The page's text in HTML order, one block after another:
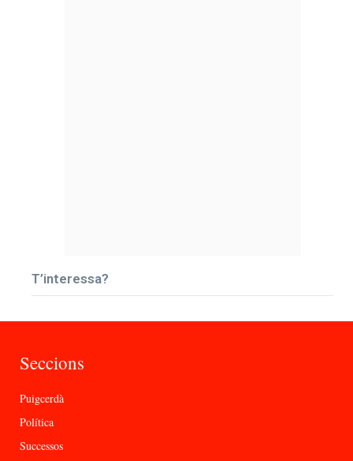
T’interessa?
Seccions
Puigcerdà
Política
Successos